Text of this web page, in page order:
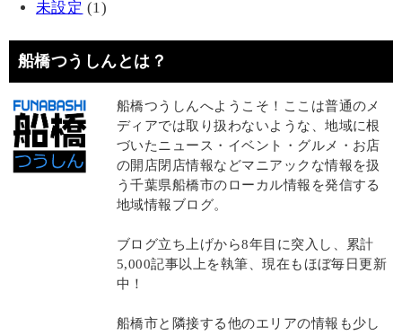
未設定 (1)
船橋つうしんとは？
船橋つうしんへようこそ！ここは普通のメ
ディアでは取り扱わないような、地域に根
づいたニュース・イベント・グルメ・お店
の開店閉店情報などマニアックな情報を扱
う千葉県船橋市のローカル情報を発信する
地域情報ブログ。
ブログ立ち上げから8年目に突入し、累計
5,000記事以上を執筆、現在もほぼ毎日更新
中！
船橋市と隣接する他のエリアの情報も少し